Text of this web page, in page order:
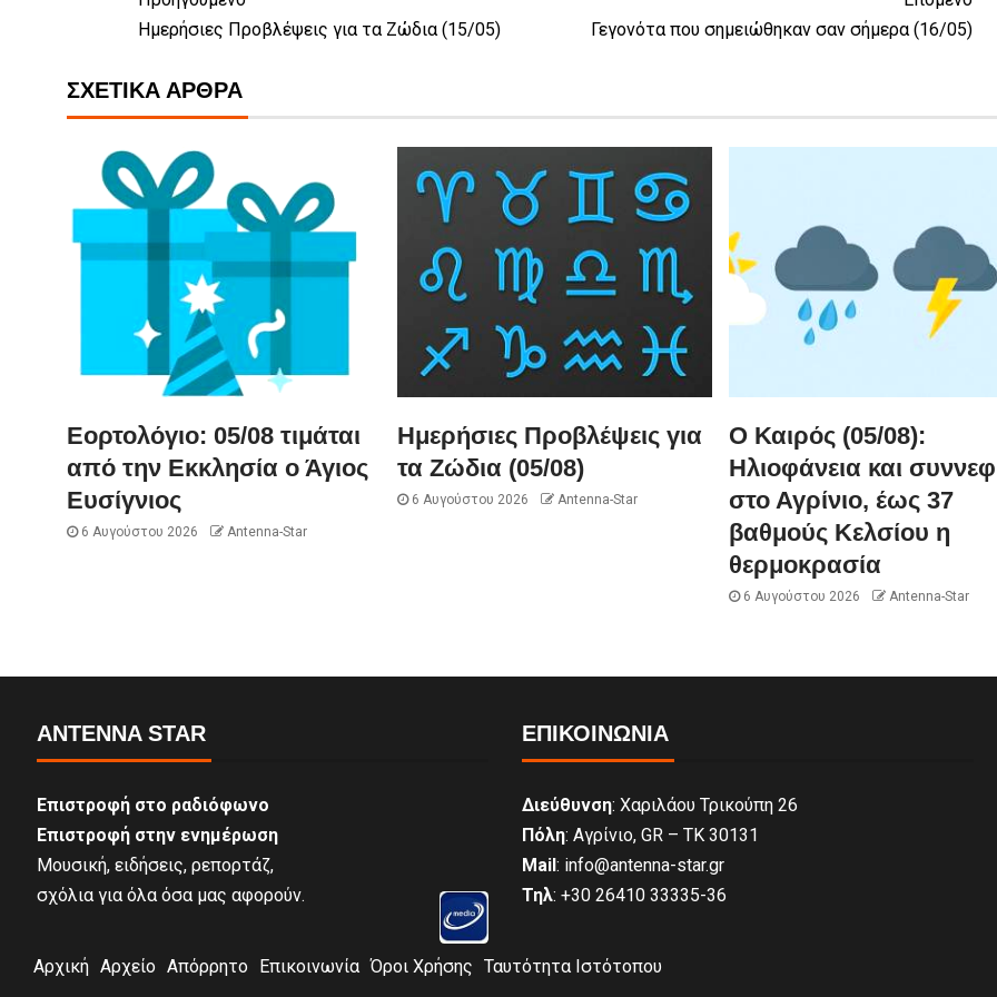
Ημερήσιες Προβλέψεις για τα Ζώδια (15/05)
Γεγονότα που σημειώθηκαν σαν σήμερα (16/05)
ΣΧΕΤΙΚΆ ΆΡΘΡΑ
Εορτολόγιο: 05/08 τιμάται
από την Εκκλησία ο Άγιος
Ευσίγνιος
6 Αυγούστου 2026 Antenna-Star
Ημερήσιες Προβλέψεις για
τα Ζώδια (05/08)
6 Αυγούστου 2026 Antenna-Star
Ο Καιρός (05/08):
Ηλιοφάνεια και
στο Αγρίνιο, έως 37
βαθμούς Κελσίου η
θερμοκρασία
6 Αυγούστου 2026 Antenna-Star
ANTENNA STAR
Επιστροφή στο ραδιόφωνο
Επιστροφή στην ενημέρωση
Μουσική, ειδήσεις, ρεπορτάζ,
σχόλια για όλα όσα μας αφορούν.
ΕΠΙΚΟΙΝΩΝΊΑ
Διεύθυνση: Χαριλάου Τρικούπη 26
Πόλη: Αγρίνιο, GR – ΤΚ 30131
Mail : info@antenna-star.gr
Τηλ: +30 26410 33335-36
Αρχική Αρχείο Απόρρητο Επικοινωνία Όροι Χρήσης Ταυτότητα Ιστότοπου